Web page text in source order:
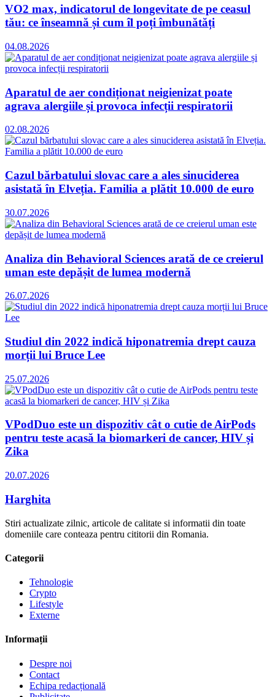
VO2 max, indicatorul de longevitate de pe ceasul
tău: ce înseamnă și cum îl poți îmbunătăți
04.08.2026
Aparatul de aer condiționat neigienizat poate
agrava alergiile și provoca infecții respiratorii
02.08.2026
Cazul bărbatului slovac care a ales sinuciderea
asistată în Elveția. Familia a plătit 10.000 de euro
30.07.2026
Analiza din Behavioral Sciences arată de ce creierul
uman este depășit de lumea modernă
26.07.2026
Studiul din 2022 indică hiponatremia drept cauza
morții lui Bruce Lee
25.07.2026
VPodDuo este un dispozitiv cât o cutie de AirPods
pentru teste acasă la biomarkeri de cancer, HIV și
Zika
20.07.2026
Harghita
Stiri actualizate zilnic, articole de calitate si informatii din toate
domeniile care conteaza pentru cititorii din Romania.
Categorii
Tehnologie
Crypto
Lifestyle
Externe
Informații
Despre noi
Contact
Echipa redacțională